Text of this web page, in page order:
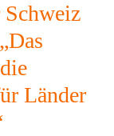
Schweiz
Länder